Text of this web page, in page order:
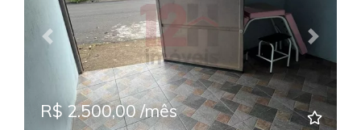
Previous Next
R$ 2.500,00 /mês